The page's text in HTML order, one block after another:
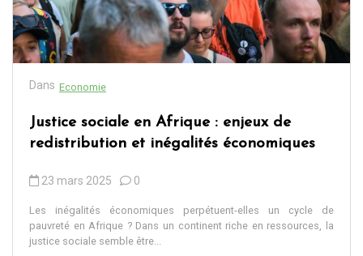
Dans Economie
Justice sociale en Afrique : enjeux de
redistribution et inégalités économiques
23 mars 2025 0
Les inégalités économiques perpétuent-elles un cycle de
pauvreté en Afrique ? Dans un continent riche en ressources, la
justice sociale semble être...